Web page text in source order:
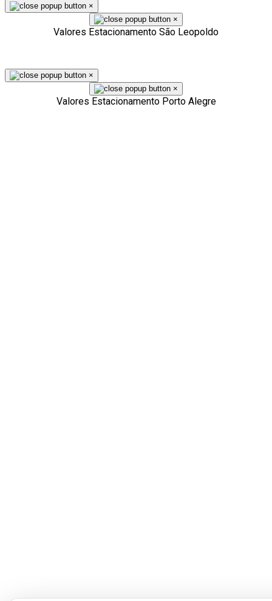
×
×
Valores Estacionamento São Leopoldo
×
×
Valores Estacionamento Porto Alegre